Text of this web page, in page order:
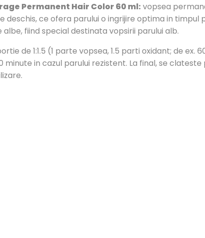
Permanent Hair Color 60 ml: vopsea
ce ofera parului o ingrijire optima in timpul
fiind special destinata vopsirii parului alb.
de 1:1.5 (1 parte vopsea, 1.5 parti oxidant; de ex.
in cazul parului rezistent. La final, se clateste